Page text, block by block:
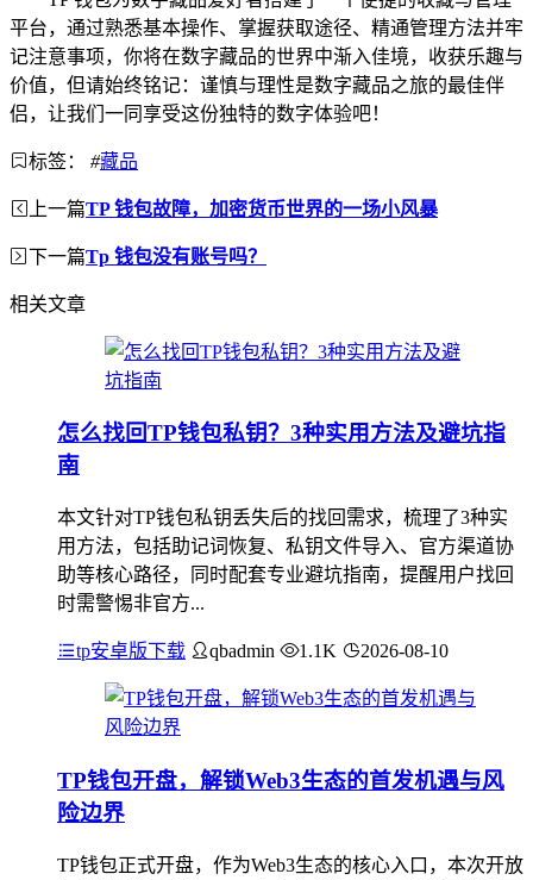
平台，通过熟悉基本操作、掌握获取途径、精通管理方法并牢
记注意事项，你将在数字藏品的世界中渐入佳境，收获乐趣与
价值，但请始终铭记：谨慎与理性是数字藏品之旅的最佳伴
侣，让我们一同享受这份独特的数字体验吧！
标签： #藏品
上一篇TP 钱包故障，加密货币世界的一场小风暴
下一篇Tp 钱包没有账号吗？
相关文章
怎么找回TP钱包私钥？3种实用方法及避坑指
南
本文针对TP钱包私钥丢失后的找回需求，梳理了3种实
用方法，包括助记词恢复、私钥文件导入、官方渠道协
助等核心路径，同时配套专业避坑指南，提醒用户找回
时需警惕非官方...
tp安卓版下载 qbadmin 1.1K 2026-08-10
TP钱包开盘，解锁Web3生态的首发机遇与风
险边界
TP钱包正式开盘，作为Web3生态的核心入口，本次开放